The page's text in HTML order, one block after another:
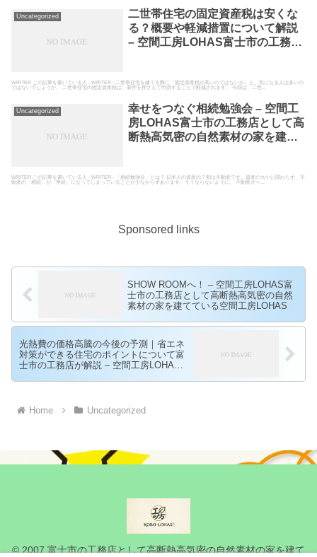
Uncategorized
二世帯住宅の固定資産税は安くな
る？概要や軽減措置について解説
– 空間工房LOHAS富士市の工務店
WRITER この記事を書いている人 - WRITER - 二世帯住宅を建てる際に「固定資産税が高いのではないか」と、気になる人は多いの
ではないでしょうか。 二世帯住宅の固定資産税は、要件を押さえて申請することで軽減されます。 今回は、二世...
Uncategorized
幸せをつなぐ相続勉強会 – 空間工
房LOHAS富士市の工務店として高
断熱高気密の自然素材の家を建て
WRITER この記事を書いている人 - WRITER - 「相続勉強会」とは？ 日本人の資産の７割は不動産です。資産の大小に関わらず、不
動産の「相続」が「争続」になってしまっていることが少なからずあります。そうならないように。 不動産オー...
Sponsored links
SHOW ROOMへ！ – 空間工房LOHAS富
士市の工務店として高断熱高気密の自然
素材の家を建てている空間工房LOHAS
光熱費の価格高騰の今後の予測｜省エネ
対策ができる住宅のポイントについて富
士市の工務店が解説 – 空間工房LOHAS
Home Uncategorized
© 2007 富士市の工務店として高断熱高気密の自然素材の家を建て